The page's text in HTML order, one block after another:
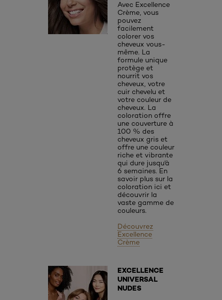
Avec Excellence
Crème, vous
pouvez
facilement
colorer vos
cheveux vous-
même. La
formule unique
protège et
nourrit vos
cheveux, votre
cuir chevelu et
votre couleur de
cheveux. La
coloration offre
une couverture à
100 % des
cheveux gris et
offre une couleur
riche et vibrante
qui dure jusqu'à
6 semaines. En
savoir plus sur la
coloration ici et
découvrir la
vaste gamme de
couleurs.
Découvrez
Excellence
Crème
EXCELLENCE
UNIVERSAL
NUDES